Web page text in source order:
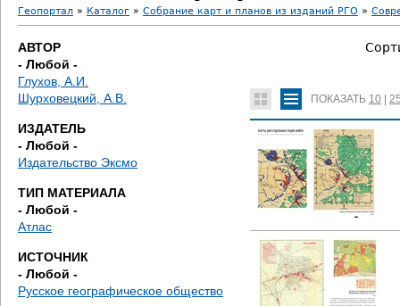
В
ы
з
д
с
ь
Геопортал » Каталог » Собрание карт и планов из изданий РГО »
АВТОР
- Любой -
Глухов, А.И.
Шурховецкий, А.В.
ИЗДАТЕЛЬ
- Любой -
Издательство Эксмо
ТИП МАТЕРИАЛА
- Любой -
Атлас
ИСТОЧНИК
- Любой -
Русское географическое общество
ПОКАЗАТЬ 10